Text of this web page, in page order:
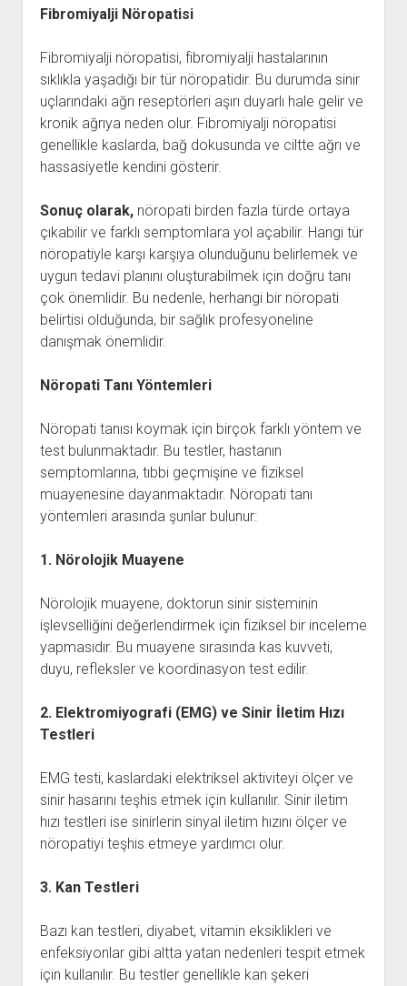
Fibromiyalji Nöropatisi
Fibromiyalji nöropatisi, fibromiyalji hastalarının
sıklıkla yaşadığı bir tür nöropatidir. Bu durumda sinir
uçlarındaki ağrı reseptörleri aşırı duyarlı hale gelir ve
kronik ağrıya neden olur. Fibromiyalji nöropatisi
genellikle kaslarda, bağ dokusunda ve ciltte ağrı ve
hassasiyetle kendini gösterir.
Sonuç olarak,nöropati birden fazla türde ortaya
çıkabilir ve farklı semptomlara yol açabilir. Hangi tür
nöropatiyle karşı karşıya olunduğunu belirlemek ve
uygun tedavi planını oluşturabilmek için doğru tanı
çok önemlidir. Bu nedenle, herhangi bir nöropati
belirtisi olduğunda, bir sağlık profesyoneline
danışmak önemlidir.
Nöropati Tanı Yöntemleri
Nöropati tanısı koymak için birçok farklı yöntem ve
test bulunmaktadır. Bu testler, hastanın
semptomlarına, tıbbi geçmişine ve fiziksel
muayenesine dayanmaktadır. Nöropati tanı
yöntemleri arasında şunlar bulunur:
1. Nörolojik Muayene
Nörolojik muayene, doktorun sinir sisteminin
işlevselliğini değerlendirmek için fiziksel bir inceleme
yapmasıdır. Bu muayene sırasında kas kuvveti,
duyu, refleksler ve koordinasyon test edilir.
2. Elektromiyografi (EMG) ve Sinir İletim Hızı
Testleri
EMG testi, kaslardaki elektriksel aktiviteyi ölçer ve
sinir hasarını teşhis etmek için kullanılır. Sinir iletim
hızı testleri ise sinirlerin sinyal iletim hızını ölçer ve
nöropatiyi teşhis etmeye yardımcı olur.
3. Kan Testleri
Bazı kan testleri, diyabet, vitamin eksiklikleri ve
enfeksiyonlar gibi altta yatan nedenleri tespit etmek
için kullanılır. Bu testler genellikle kan şekeri